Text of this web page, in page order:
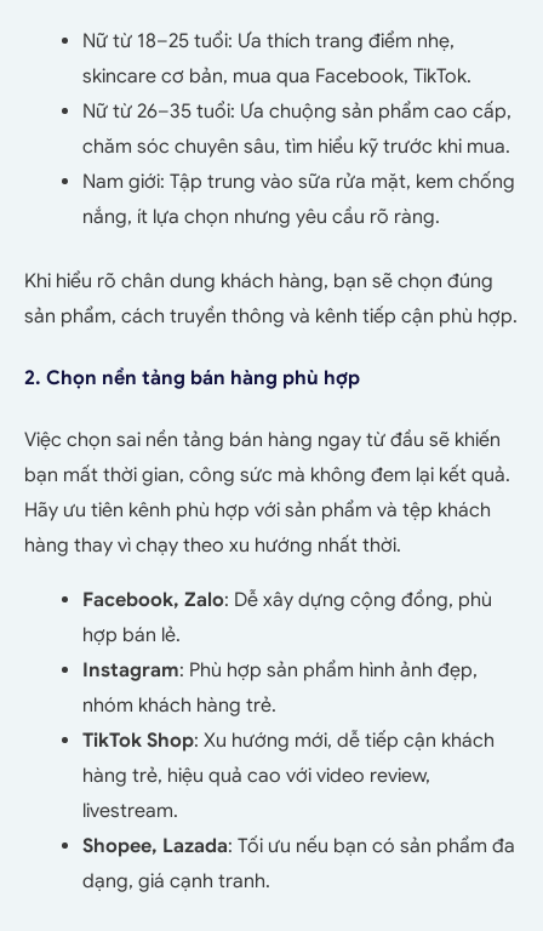
Nữ từ 18–25 tuổi: Ưa thích trang điểm nhẹ,
skincare cơ bản, mua qua Facebook, TikTok.
Nữ từ 26–35 tuổi: Ưa chuộng sản phẩm cao cấp,
chăm sóc chuyên sâu, tìm hiểu kỹ trước khi mua.
Nam giới: Tập trung vào sữa rửa mặt, kem chống
nắng, ít lựa chọn nhưng yêu cầu rõ ràng.
Khi hiểu rõ chân dung khách hàng, bạn sẽ chọn đúng
sản phẩm, cách truyền thông và kênh tiếp cận phù hợp.
2. Chọn nền tảng bán hàng phù hợp
Việc chọn sai nền tảng bán hàng ngay từ đầu sẽ khiến
bạn mất thời gian, công sức mà không đem lại kết quả.
Hãy ưu tiên kênh phù hợp với sản phẩm và tệp khách
hàng thay vì chạy theo xu hướng nhất thời.
Facebook, Zalo: Dễ xây dựng cộng đồng, phù
hợp bán lẻ.
Instagram: Phù hợp sản phẩm hình ảnh đẹp,
nhóm khách hàng trẻ.
TikTok Shop: Xu hướng mới, dễ tiếp cận khách
hàng trẻ, hiệu quả cao với video review,
livestream.
Shopee, Lazada: Tối ưu nếu bạn có sản phẩm đa
dạng, giá cạnh tranh.